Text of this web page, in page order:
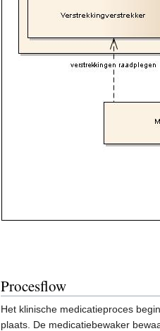
Procesflow
Het klinische medicatieproces
plaats. De medicatiebewaker